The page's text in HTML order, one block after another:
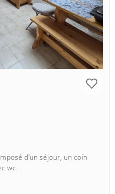
d'un séjour, un coin
wc.